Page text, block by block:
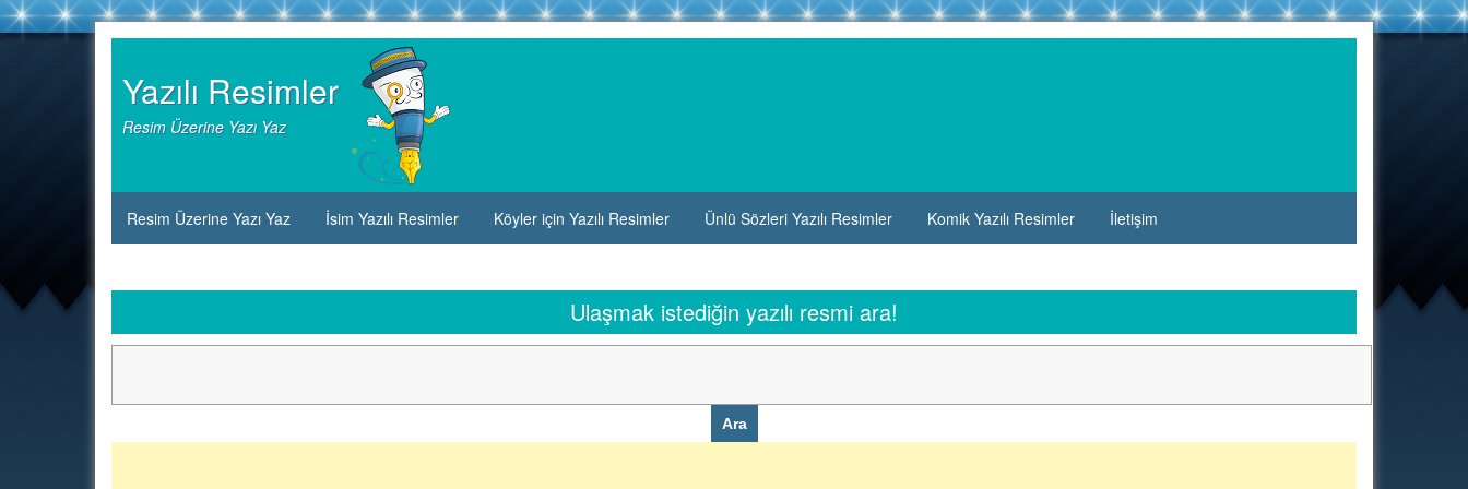
Skip
Yazılı Resimler
Resim Üzerine Yazı Yaz
Resim Üzerine Yazı Yaz İsim Yazılı Resimler Köyler için Yazılı Resimler Ünlü Sözleri Yazılı Resimler Komik Yazılı Resimler İletişim
Ulaşmak istediğin yazılı resmi ara!